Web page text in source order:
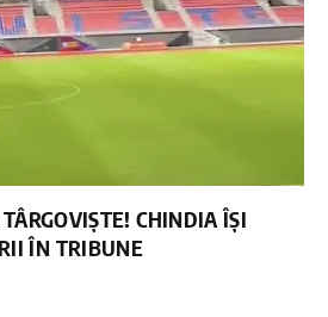
CHINDIA ÎȘI
ÎN TRIBUNE